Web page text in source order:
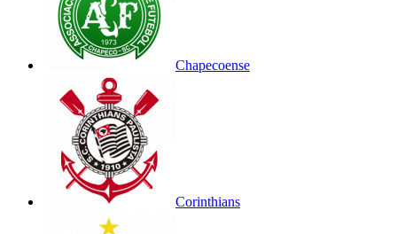
Chapecoense
Corinthians